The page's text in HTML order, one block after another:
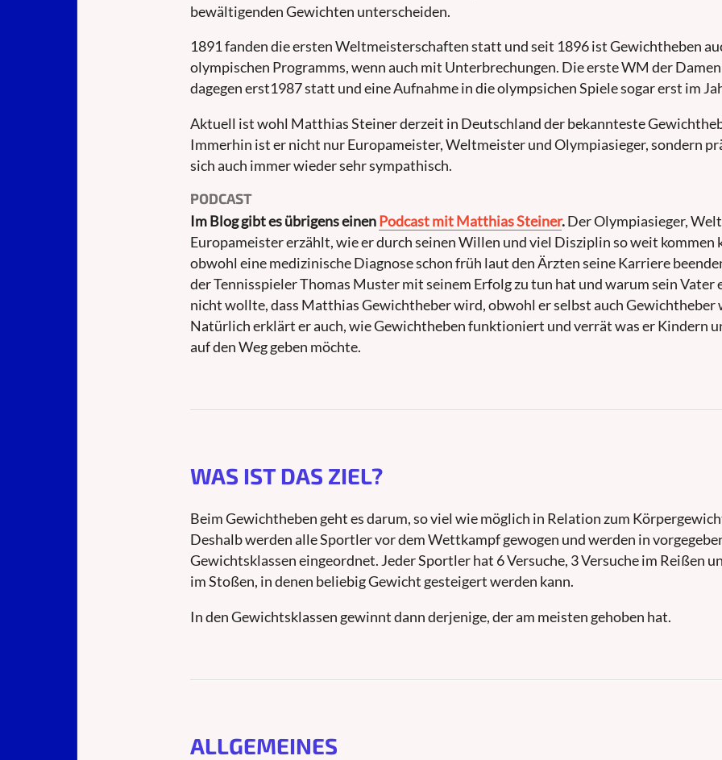
bewältigenden Gewichten unterscheiden.
1891 fanden die ersten Weltmeisterschaften statt und seit 1896 ist Gewichtheben
olympischen Programms, wenn auch mit Unterbrechungen. Die erste WM der
dagegen erst1987 statt und eine Aufnahme in die olympsichen Spiele sogar erst im
Aktuell ist wohl Matthias Steiner derzeit in Deutschland der bekannteste
Immerhin ist er nicht nur Europameister, Weltmeister und Olympiasieger, sondern
sich auch immer wieder sehr sympathisch.
PODCAST
Im Blog gibt es übrigens einen Podcast mit Matthias Steiner.Der Olympiasieger,
Europameister erzählt, wie er durch seinen Willen und viel Disziplin so weit kommen
obwohl eine medizinische Diagnose schon früh laut den Ärzten seine Karriere
der Tennisspieler Thomas Muster mit seinem Erfolg zu tun hat und warum sein Vater
nicht wollte, dass Matthias Gewichtheber wird, obwohl er selbst auch Gewichtheber
Natürlich erklärt er auch, wie Gewichtheben funktioniert und verrät was er Kindern
auf den Weg geben möchte.
WAS IST DAS ZIEL?
Beim Gewichtheben geht es darum, so viel wie möglich in Relation zum
Deshalb werden alle Sportler vor dem Wettkampf gewogen und werden in
Gewichtsklassen eingeordnet. Jeder Sportler hat 6 Versuche, 3 Versuche im Reißen
im Stoßen, in denen beliebig Gewicht gesteigert werden kann.
In den Gewichtsklassen gewinnt dann derjenige, der am meisten gehoben hat.
ALLGEMEINES